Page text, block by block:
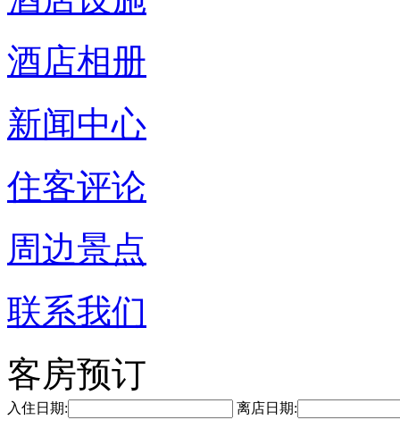
酒店相册
新闻中心
住客评论
周边景点
联系我们
客房预订
入住日期: 离店日期: